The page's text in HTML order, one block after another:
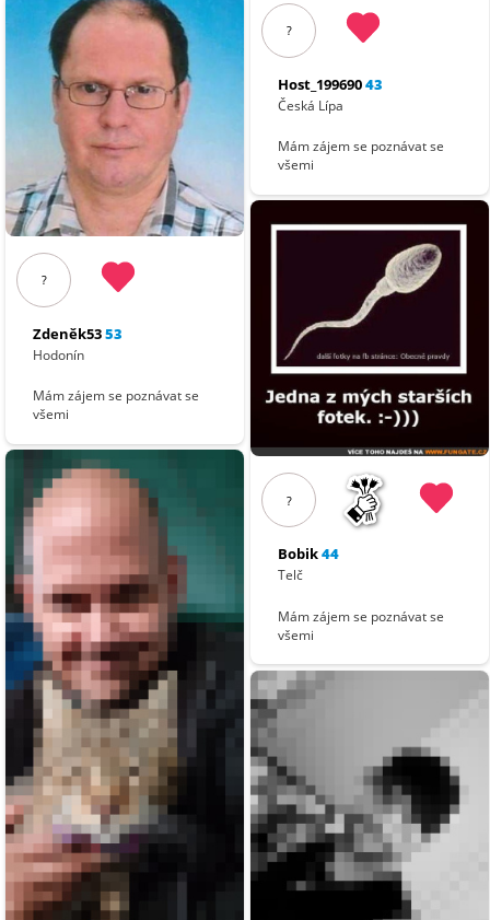
?
Zdeněk5353
Hodonín
Mám zájem se poznávat se
všemi
?
Host_19969043
Česká Lípa
Mám zájem se poznávat se
všemi
?
Bobik44
Telč
Mám zájem se poznávat se
všemi